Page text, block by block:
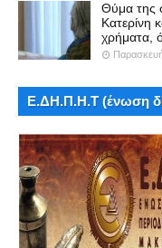
Θύμα της
Κατερίνη
χρήματα,
Ε.ΔΗ.Π.Η.Τ (ένωση